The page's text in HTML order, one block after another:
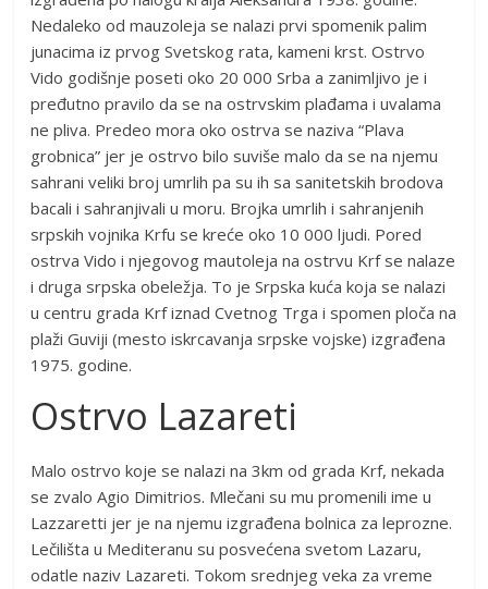
Nedaleko od mauzoleja se nalazi prvi spomenik palim
junacima iz prvog Svetskog rata, kameni krst. Ostrvo
Vido godišnje poseti oko 20 000 Srba a zanimljivo je i
pređutno pravilo da se na ostrvskim plađama i uvalama
ne pliva. Predeo mora oko ostrva se naziva “Plava
grobnica” jer je ostrvo bilo suviše malo da se na njemu
sahrani veliki broj umrlih pa su ih sa sanitetskih brodova
bacali i sahranjivali u moru. Brojka umrlih i sahranjenih
srpskih vojnika Krfu se kreće oko 10 000 ljudi. Pored
ostrva Vido i njegovog mautoleja na ostrvu Krf se nalaze
i druga srpska obeležja. To je Srpska kuća koja se nalazi
u centru grada Krf iznad Cvetnog Trga i spomen ploča na
plaži Guviji (mesto iskrcavanja srpske vojske) izgrađena
1975. godine.
Ostrvo Lazareti
Malo ostrvo koje se nalazi na 3km od grada Krf, nekada
se zvalo Agio Dimitrios. Mlečani su mu promenili ime u
Lazzaretti jer je na njemu izgrađena bolnica za leprozne.
Lečilišta u Mediteranu su posvećena svetom Lazaru,
odatle naziv Lazareti. Tokom srednjeg veka za vreme